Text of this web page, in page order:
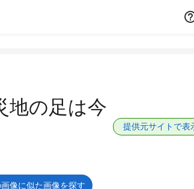
の足は今
提供元サイトで表
画像に似た画像を探す